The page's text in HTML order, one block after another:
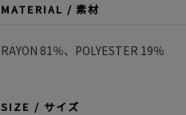
MATERIAL / 素材
RAYON 81％、POLYESTER 19％
SIZE / サイズ